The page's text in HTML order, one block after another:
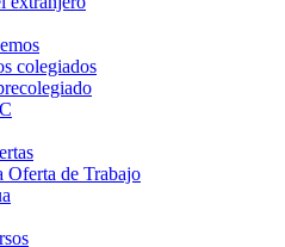
colegiados
Oferta de Trabajo